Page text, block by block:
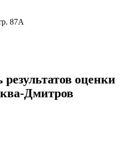
87А
оценки
Дмитров